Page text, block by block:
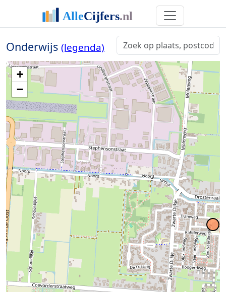
Onderwijs (legenda)
+
−